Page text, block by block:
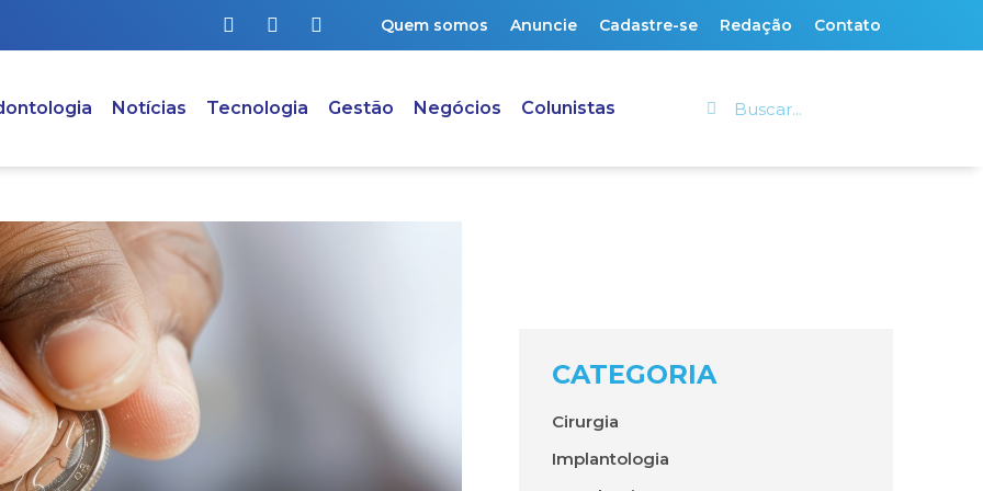
Quem somos Anuncie Cadastre-se Redação Contato
Notícias Tecnologia Gestão Negócios Colunistas
CATEGORIA
Cirurgia
Implantologia